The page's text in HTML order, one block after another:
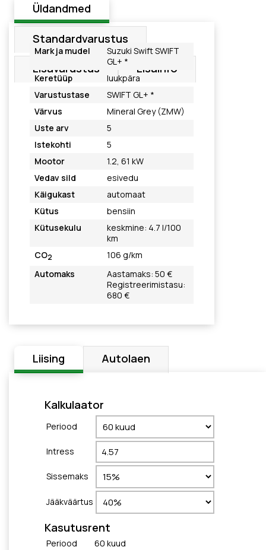
Üldandmed
Standardvarustus
Lisavarustus Lisainfo
Mark ja mudel
Suzuki Swift SWIFT
GL+ *
Keretüüp
luukpära
Varustustase
SWIFT GL+ *
Värvus
Mineral Grey (ZMW)
Uste arv
5
Istekohti
5
Mootor
1.2, 61 kW
Vedav sild
esivedu
Käigukast
automaat
Kütus
bensiin
Kütusekulu
keskmine: 4.7 l/100
km
CO2
106 g/km
Automaks
Aastamaks: 50 €
Registreerimistasu:
680 €
Liising Autolaen
Kalkulaator
Periood
Intress
Sissemaks
Jääkväärtus
Kasutusrent
Periood 60 kuud